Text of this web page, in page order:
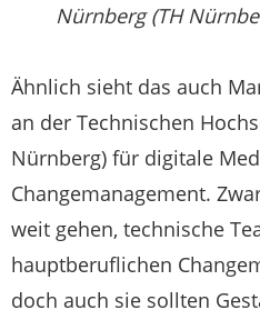
Nürnberg (TH
Ähnlich sieht das auch
an der Technischen
Nürnberg) für digitale
Changemanagement.
weit gehen, technische
hauptberuflichen
doch auch sie sollten